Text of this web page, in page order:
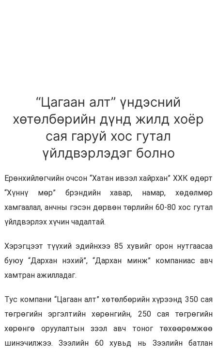
“Цагаан алт” үндэсний
хөтөлбөрийн дүнд жилд хоёр
сая гаруй хос гутал
үйлдвэрлэдэг болно
Ерөнхийлөгчийн очсон “Хатан ивээл хайрхан” ХХК өдөрт
“Хүннү мөр” брэндийн хавар, намар, хөдөлмөр
хамгаалал, анчны гэсэн дөрвөн төрлийн 60-80 хос гутал
үйлдвэрлэх хүчин чадалтай.
Хэрэгцээт түүхий эдийнхээ 85 хувийг орон нутгаасаа
буюу “Дархан нэхий”, “Дархан минж” компаниас авч
хамтран ажилладаг.
Тус компани “Цагаан алт” хөтөлбөрийн хүрээнд 350 сая
төгрөгийн эргэлтийн хөрөнгийн, 250 сая төгрөгийн
хөрөнгө оруулалтын зээл авч тоног төхөөрөмжөө
шинэчилжээ. Зээлийн 60 хувьд нь Зээлийн батлан